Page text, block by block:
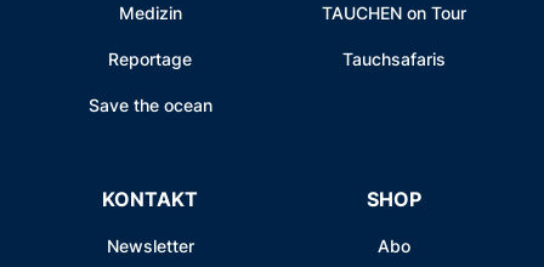
Medizin
Reportage
Save the ocean
TAUCHEN on Tour
Tauchsafaris
KONTAKT
Newsletter
SHOP
Abo